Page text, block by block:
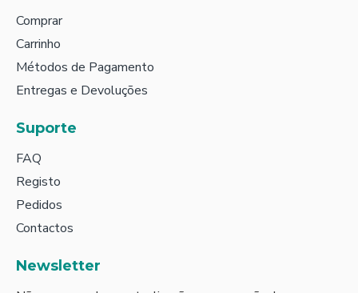
Comprar
Carrinho
Métodos de Pagamento
Entregas e Devoluções
Suporte
FAQ
Registo
Pedidos
Contactos
Newsletter